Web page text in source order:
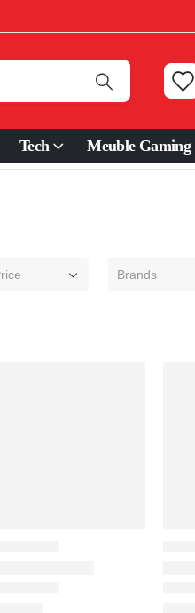
Tech Meuble Gaming
Brands